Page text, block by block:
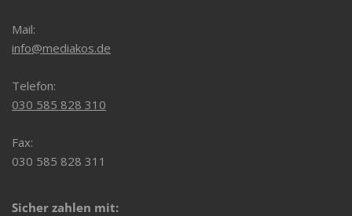
Mail:
info@mediakos.de
Telefon:
030 585 828 310
Fax:
030 585 828 311
Sicher zahlen mit: